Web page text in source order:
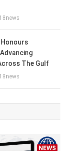
The Gulf